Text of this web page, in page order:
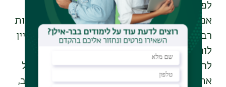
לפודקאסטים ניתן להקשיב באמצעות
אפליקציות ואתרי אינטרנט ייעודיים ופלטפורמות
רבות גם מאפשרות לכל אחד לבנות לעצמו מעיין
לוח שידורים אישי לפי תחומי העניין.
להקליט פודקאסט משלכם, הרשת מלאה בשלל
אתרים וסרטוניםשילמדו אתכם, שלב אחר שלב,